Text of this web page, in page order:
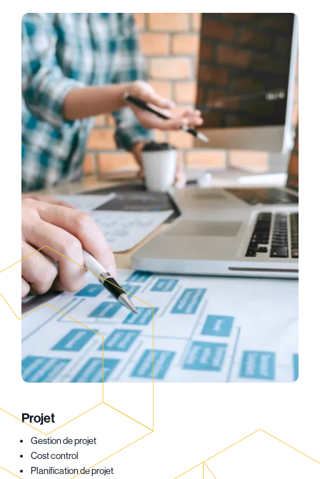
Projet
Gestion de projet
Cost control
Planification de projet